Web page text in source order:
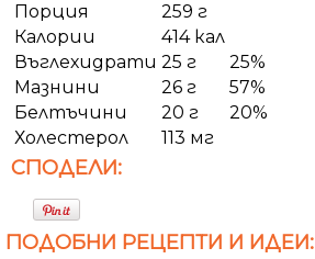
Порция
259 г
Калории
414 кал
Въглехидрати 25 г
25%
Мазнини
26 г
57%
Белтъчини
20 г
20%
Холестерол
113 мг
СПОДЕЛИ:
ПОДОБНИ РЕЦЕПТИ И ИДЕИ: